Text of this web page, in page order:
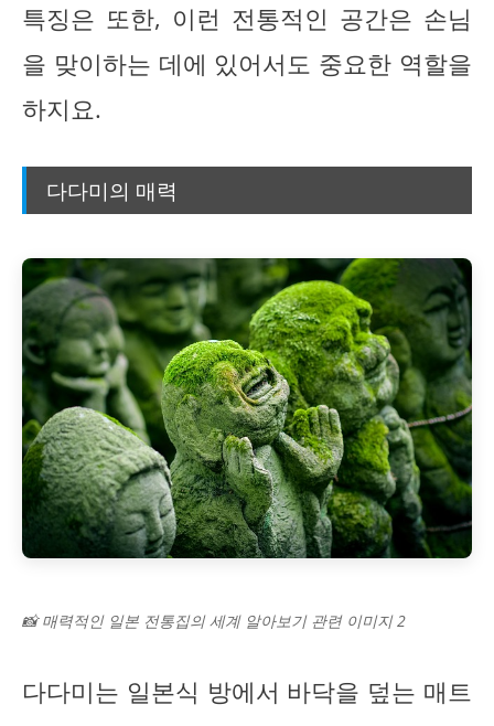
특징은 또한, 이런 전통적인 공간은 손님
을 맞이하는 데에 있어서도 중요한 역할을
하지요.
다다미의 매력
📸 매력적인 일본 전통집의 세계 알아보기 관련 이미지 2
다다미는 일본식 방에서 바닥을 덮는 매트